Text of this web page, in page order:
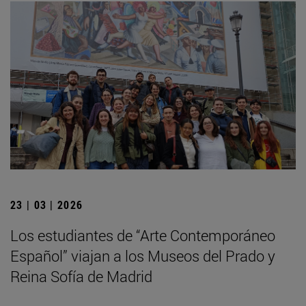
23 | 03 | 2026
Los estudiantes de “Arte Contemporáneo
Español” viajan a los Museos del Prado y
Reina Sofía de Madrid